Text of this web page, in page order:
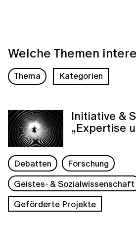
Welche Themen
Thema Kategorien
Initiative &
„Expertise
Debatten
Forschung
Geistes- & Sozialwissenschaft
Geförderte Projekte